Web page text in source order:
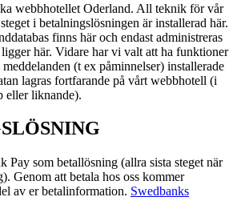
webbhotellet Oderland. All teknik för vår
i betalningslösningen är installerad här.
finns här och endast administreras
här. Vidare har vi valt att ha funktioner
(t ex påminnelser) installerade
lagras fortfarande på vårt webbhotell (i
eller liknande).
Pay som betallösning (allra sista steget när
Genom att betala hos oss kommer
av er betalinformation. Swedbanks